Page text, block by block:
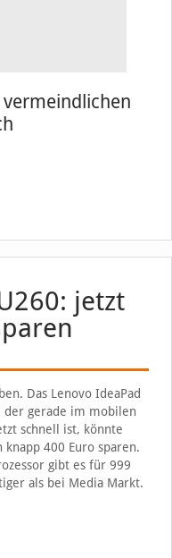
jetzt
Das Lenovo IdeaPad
der gerade im mobilen
schnell ist, könnte
400 Euro sparen.
gibt es für 999
als bei Media Markt.